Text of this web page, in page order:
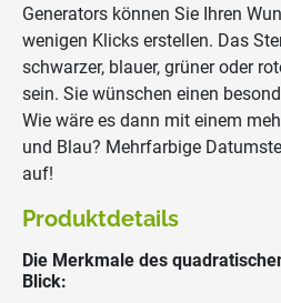
Generators können Sie Ihren
wenigen Klicks erstellen. Das
schwarzer, blauer, grüner oder
sein. Sie wünschen einen
Wie wäre es dann mit einem
und Blau? Mehrfarbige
auf!
Produktdetails
Die Merkmale des
Blick: